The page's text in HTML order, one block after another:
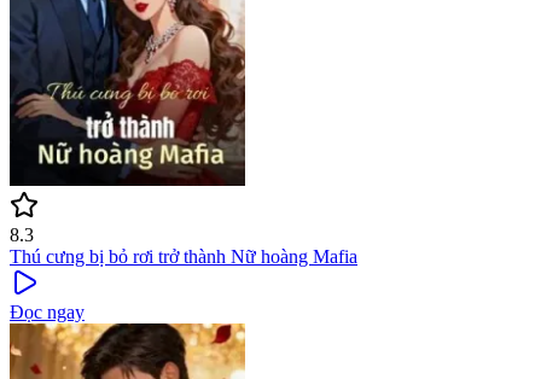
8.3
Thú cưng bị bỏ rơi trở thành Nữ hoàng Mafia
Đọc ngay